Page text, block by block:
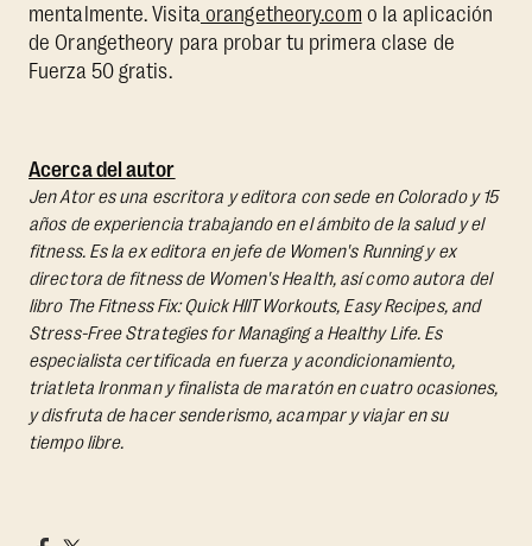
mentalmente. Visita orangetheory.com o la aplicación
de Orangetheory para probar tu primera clase de
Fuerza 50 gratis.
Acerca del autor
Jen Ator es una escritora y editora con sede en Colorado y 15
años de experiencia trabajando en el ámbito de la salud y el
fitness. Es la ex editora en jefe de Women's Running y ex
directora de fitness de Women's Health, así como autora del
libro The Fitness Fix: Quick HIIT Workouts, Easy Recipes, and
Stress-Free Strategies for Managing a Healthy Life. Es
especialista certificada en fuerza y acondicionamiento,
triatleta Ironman y finalista de maratón en cuatro ocasiones,
y disfruta de hacer senderismo, acampar y viajar en su
tiempo libre.